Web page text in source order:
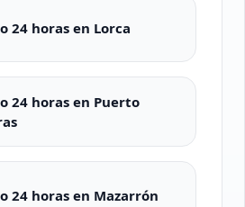
24 horas en Lorca
24 horas en Puerto
24 horas en Mazarrón